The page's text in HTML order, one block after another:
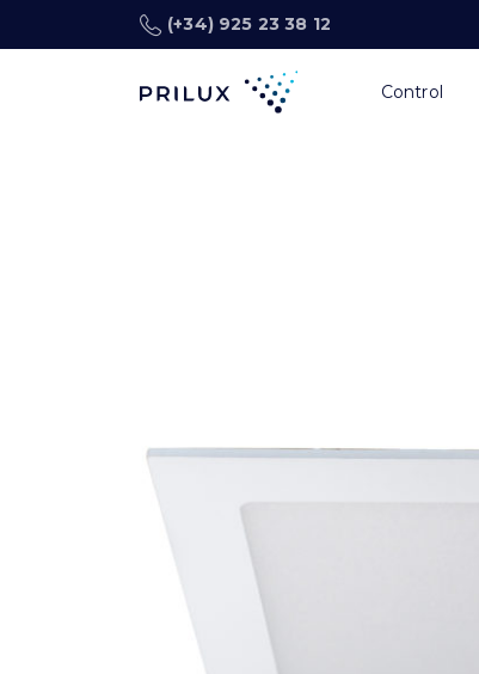
(+34) 925 23 38 12
Control